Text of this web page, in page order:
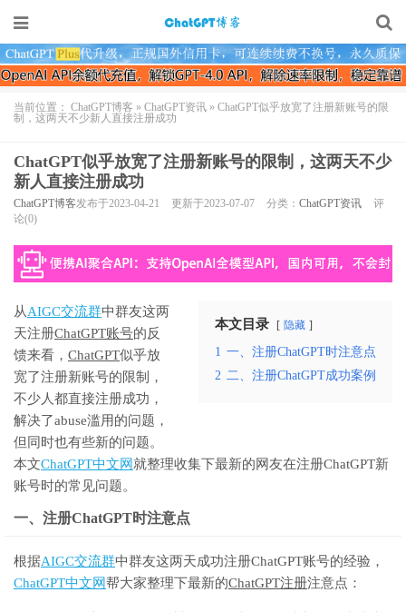
当前位置： ChatGPT博客 » ChatGPT资讯 » ChatGPT似乎放宽了注册新账号的限
制，这两天不少新人直接注册成功
ChatGPT似乎放宽了注册新账号的限制，这两天不少
新人直接注册成功
ChatGPT博客发布于2023-04-21 更新于2023-07-07 分类： ChatGPT资讯
评
论(0)
本文目录 隐藏
1 一、注册ChatGPT时注意点
2 二、注册ChatGPT成功案例
从AIGC交流群中群友这两
天注册ChatGPT账号的反
馈来看， ChatGPT似乎放
宽了注册新账号的限制，
不少人都直接注册成功，
解决了abuse滥用的问题，
但同时也有些新的问题。
本文ChatGPT中文网就整理收集下最新的网友在注册ChatGPT新
账号时的常见问题。
一、注册ChatGPT时注意点
根据AIGC交流群中群友这两天成功注册ChatGPT账号的经验，
ChatGPT中文网帮大家整理下最新的ChatGPT注册注意点：